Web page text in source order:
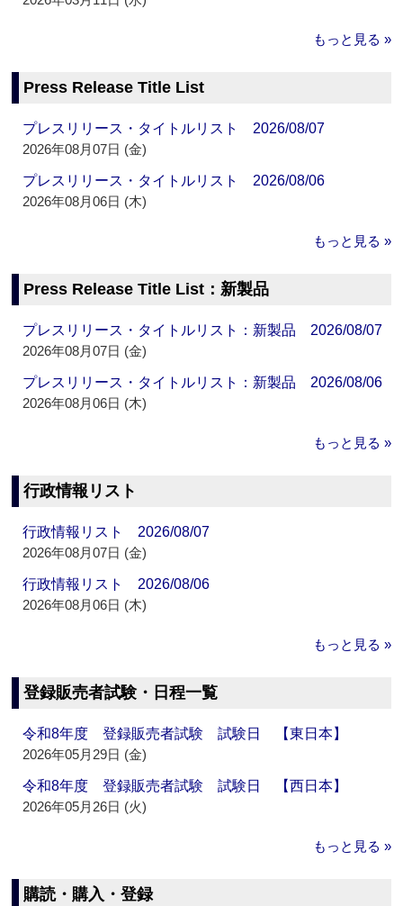
もっと見る »
Press Release Title List
プレスリリース・タイトルリスト 2026/08/07
2026年08月07日 (金)
プレスリリース・タイトルリスト 2026/08/06
2026年08月06日 (木)
もっと見る »
Press Release Title List：新製品
プレスリリース・タイトルリスト：新製品 2026/08/07
2026年08月07日 (金)
プレスリリース・タイトルリスト：新製品 2026/08/06
2026年08月06日 (木)
もっと見る »
行政情報リスト
行政情報リスト 2026/08/07
2026年08月07日 (金)
行政情報リスト 2026/08/06
2026年08月06日 (木)
もっと見る »
登録販売者試験・日程一覧
令和8年度 登録販売者試験 試験日 【東日本】
2026年05月29日 (金)
令和8年度 登録販売者試験 試験日 【西日本】
2026年05月26日 (火)
もっと見る »
購読・購入・登録